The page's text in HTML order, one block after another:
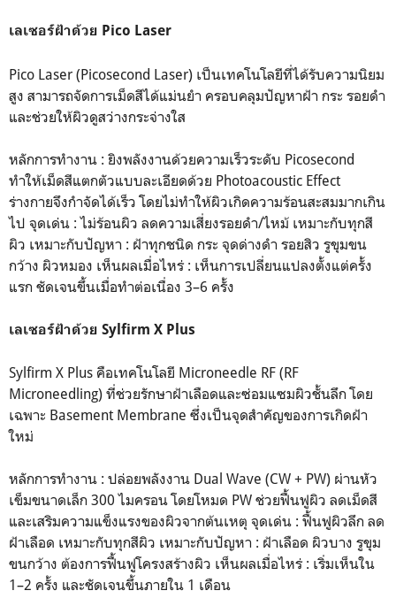
เลเซอร์ฝ้าด้วย Pico Laser
Pico Laser (Picosecond Laser) เป็นเทคโนโลยีที่ได้รับความนิยม
สูง สามารถจัดการเม็ดสีได้แม่นยำ ครอบคลุมปัญหาฝ้า กระ รอยดำ
และช่วยให้ผิวดูสว่างกระจ่างใส
หลักการทำงาน : ยิงพลังงานด้วยความเร็วระดับ Picosecond
ทำให้เม็ดสีแตกตัวแบบละเอียดด้วย Photoacoustic Effect
ร่างกายจึงกำจัดได้เร็ว โดยไม่ทำให้ผิวเกิดความร้อนสะสมมากเกิน
ไป จุดเด่น : ไม่ร้อนผิว ลดความเสี่ยงรอยดำ/ไหม้ เหมาะกับทุกสี
ผิว เหมาะกับปัญหา : ฝ้าทุกชนิด กระ จุดด่างดำ รอยสิว รูขุมขน
กว้าง ผิวหมอง เห็นผลเมื่อไหร่ : เห็นการเปลี่ยนแปลงตั้งแต่ครั้ง
แรก ชัดเจนขึ้นเมื่อทำต่อเนื่อง 3–6 ครั้ง
เลเซอร์ฝ้าด้วย Sylfirm X Plus
Sylfirm X Plus คือเทคโนโลยี Microneedle RF (RF
Microneedling) ที่ช่วยรักษาฝ้าเลือดและซ่อมแซมผิวชั้นลึก โดย
เฉพาะ Basement Membrane ซึ่งเป็นจุดสำคัญของการเกิดฝ้า
ใหม่
หลักการทำงาน : ปล่อยพลังงาน Dual Wave (CW + PW) ผ่านหัว
เข็มขนาดเล็ก 300 ไมครอน โดยโหมด PW ช่วยฟื้นฟูผิว ลดเม็ดสี
และเสริมความแข็งแรงของผิวจากต้นเหตุ จุดเด่น : ฟื้นฟูผิวลึก ลด
ฝ้าเลือด เหมาะกับทุกสีผิว เหมาะกับปัญหา : ฝ้าเลือด ผิวบาง รูขุม
ขนกว้าง ต้องการฟื้นฟูโครงสร้างผิว เห็นผลเมื่อไหร่ : เริ่มเห็นใน
1–2 ครั้ง และชัดเจนขึ้นภายใน 1 เดือน